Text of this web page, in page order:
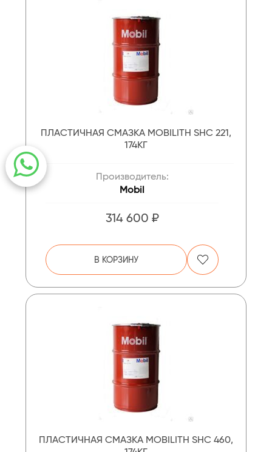
ПЛАСТИЧНАЯ СМАЗКА MOBILITH SHC 221,
174КГ
Производитель:
Mobil
314 600 ₽
В КОРЗИНУ
ПЛАСТИЧНАЯ СМАЗКА MOBILITH SHC 460,